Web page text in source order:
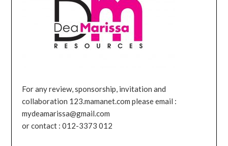
For any review, sponsorship, invitation and
collaboration 123.mamanet.com please email :
mydeamarissa@gmail.com
or contact : 012-3373 012